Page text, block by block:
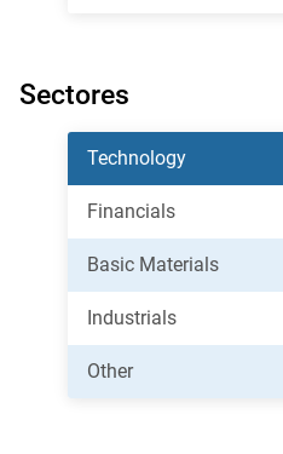
Sectores
Technology
Financials
Basic Materials
Industrials
Other